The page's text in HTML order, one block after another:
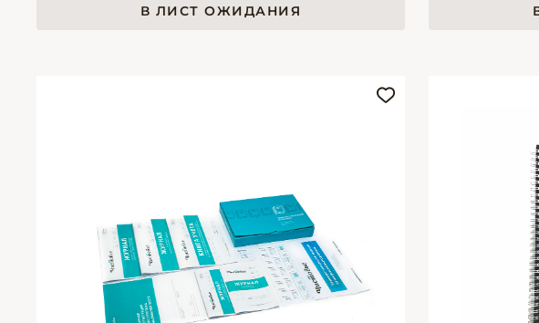
В ЛИСТ ОЖИДАНИЯ